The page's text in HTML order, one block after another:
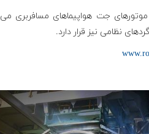
جت هواپیماهای مسافربری
نظامی نیز قرار دارد.